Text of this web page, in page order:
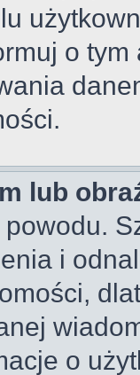
o
lub
i
o